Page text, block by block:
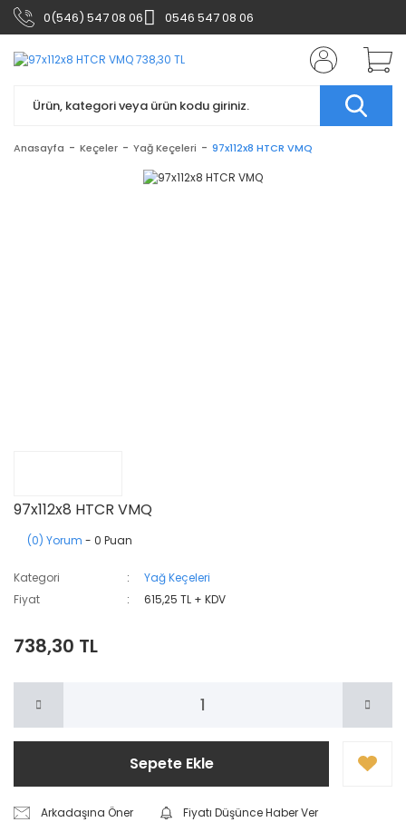
0(546) 547 08 06 0546 547 08 06
Anasayfa Keçeler Yağ Keçeleri 97x112x8 HTCR VMQ
97x112x8 HTCR VMQ
(0) Yorum - 0 Puan
Kategori
Yağ Keçeleri
Fiyat
615,25 TL + KDV
738,30 TL
Sepete Ekle
Arkadaşına Öner
Fiyatı Düşünce Haber Ver